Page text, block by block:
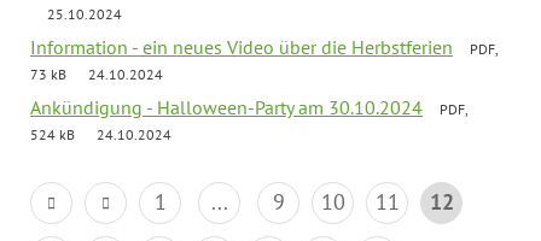
25.10.2024
Information - ein neues Video über die Herbstferien
PDF,
73 kB
24.10.2024
Ankündigung - Halloween-Party am 30.10.2024
PDF,
524 kB
24.10.2024
1 ... 9 10 11
12